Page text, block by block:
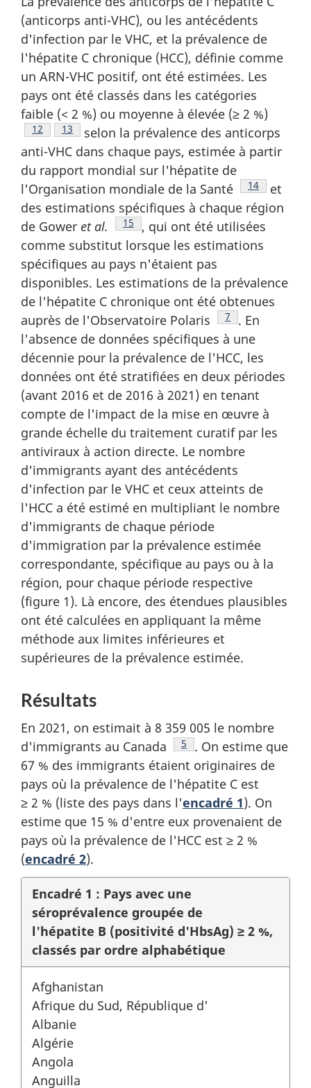
i
g
u
r
e
1
(anticorps anti-VHC), ou les antécédents
d'infection par le VHC, et la prévalence de
l'hépatite C chronique (HCC), définie comme
un ARN-VHC positif, ont été estimées. Les
pays ont été classés dans les catégories
faible (< 2 %) ou moyenne à élevée (≥ 2 %)
Note de bas de page
12 Note de bas de page
13
selon la prévalence des anticorps
anti-VHC dans chaque pays, estimée à partir
du rapport mondial sur l'hépatite de
l'Organisation mondiale de la Santé
Note de bas
14
et
des estimations spécifiques à chaque région
de Gower et al. Note de bas de page
15
, qui ont été utilisées
comme substitut lorsque les estimations
spécifiques au pays n'étaient pas
disponibles. Les estimations de la prévalence
de l'hépatite C chronique ont été obtenues
auprès de l'Observatoire Polaris
Note de bas de
7
. En
l'absence de données spécifiques à une
décennie pour la prévalence de l'HCC, les
données ont été stratifiées en deux périodes
(avant 2016 et de 2016 à 2021) en tenant
compte de l'impact de la mise en œuvre à
grande échelle du traitement curatif par les
antiviraux à action directe. Le nombre
d'immigrants ayant des antécédents
d'infection par le VHC et ceux atteints de
l'HCC a été estimé en multipliant le nombre
d'immigrants de chaque période
d'immigration par la prévalence estimée
correspondante, spécifique au pays ou à la
région, pour chaque période respective
(figure 1). Là encore, des étendues plausibles
ont été calculées en appliquant la même
méthode aux limites inférieures et
supérieures de la prévalence estimée.
Résultats
En 2021, on estimait à 8 359 005 le nombre
d'immigrants au Canada
Note de bas de page
5
. On estime que
67 % des immigrants étaient originaires de
pays où la prévalence de l'hépatite C est
≥ 2 % (liste des pays dans l'encadré 1). On
estime que 15 % d'entre eux provenaient de
pays où la prévalence de l'HCC est ≥ 2 %
(encadré 2).
Encadré 1 : Pays avec une
séroprévalence groupée de
l'hépatite B (positivité d'HbsAg) ≥ 2 %,
classés par ordre alphabétique
Afghanistan
Afrique du Sud, République d'
Albanie
Algérie
Angola
Anguilla